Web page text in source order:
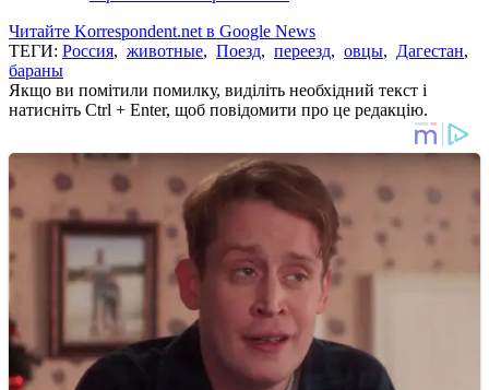
Читайте Korrespondent.net в Google News
ТЕГИ: Россия, животные, Поезд, переезд, овцы, Дагестан,
бараны
Якщо ви помітили помилку, виділіть необхідний текст і
натисніть Ctrl + Enter, щоб повідомити про це редакцію.